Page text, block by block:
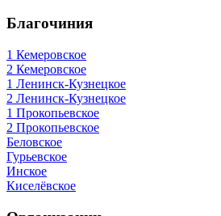
Благочиния
1 Кемеровское
2 Кемеровское
1 Ленинск-Кузнецкое
2 Ленинск-Кузнецкое
1 Прокопьевское
2 Прокопьевское
Беловское
Гурьевское
Инское
Киселёвское